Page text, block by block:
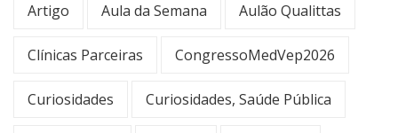
Artigo Aula da Semana Aulão Qualittas
Clínicas Parceiras CongressoMedVep2026
Curiosidades Curiosidades, Saúde Pública